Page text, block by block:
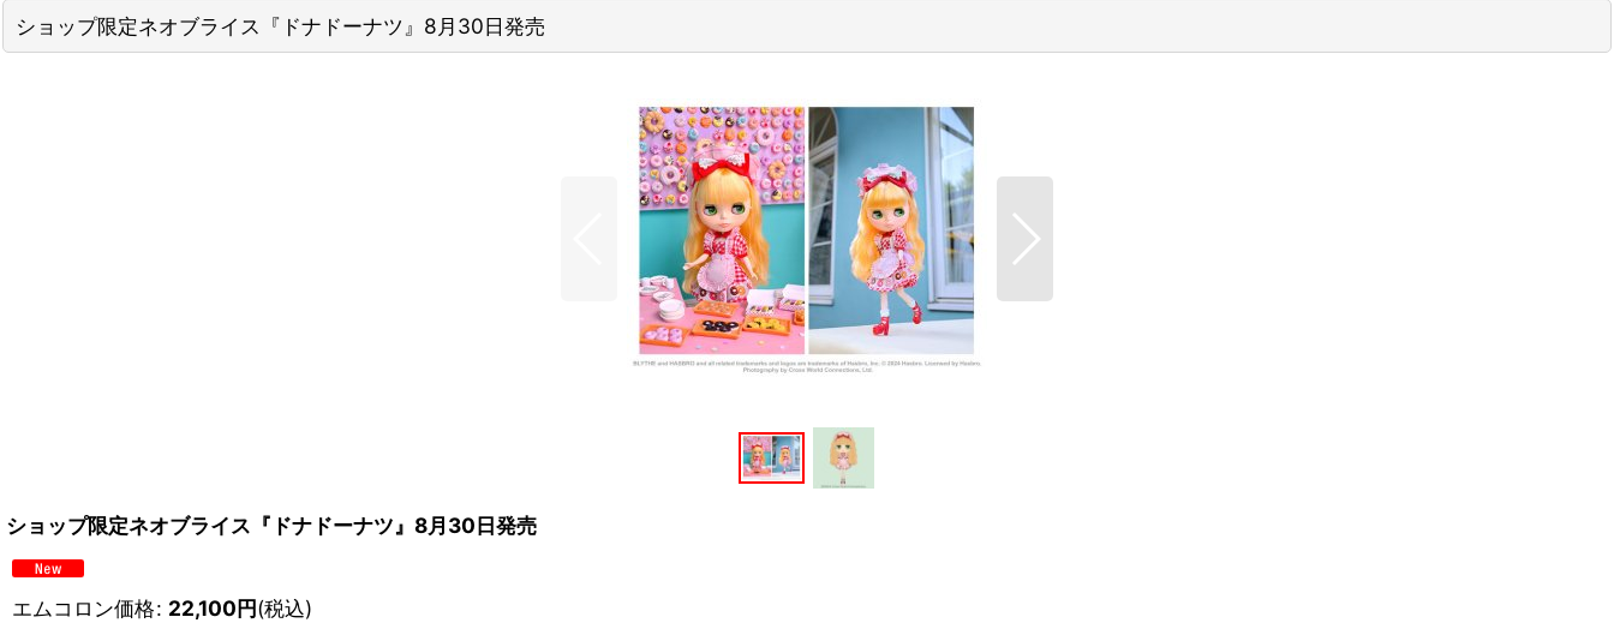
ショップ限定ネオブライス『ドナドーナツ』8月30日発売
ショップ限定ネオブライス『ドナドーナツ』8月30日発売
エムコロン価格: 22,100円(税込)